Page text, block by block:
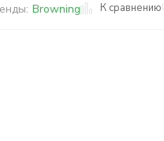
Browning К сравнению